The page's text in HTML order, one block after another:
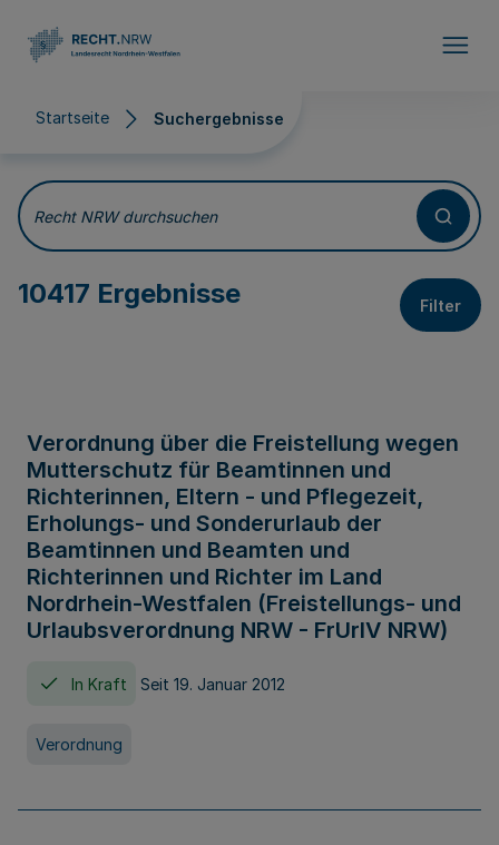
Startseite Suchergebnisse
Suchergebnisse
Recht NRW durchsuchen
10417 Ergebnisse Filter
Verordnung über die Freistellung wegen
Mutterschutz für Beamtinnen und
Richterinnen, Eltern - und Pflegezeit,
Erholungs- und Sonderurlaub der
Beamtinnen und Beamten und
Richterinnen und Richter im Land
Nordrhein-Westfalen (Freistellungs- und
Urlaubsverordnung NRW - FrUrlV NRW)
In Kraft Seit 19. Januar 2012
Verordnung